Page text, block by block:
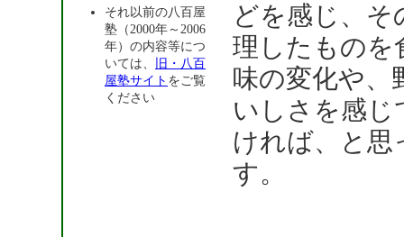
それ以前の八百屋
塾（2000年～2006
年）の内容等につ
いては、
旧・八百
屋塾サイト をご覧
ください
どを感じ、そ
理したものを
味の変化や、
いしさを感じ
ければ、と思
す。